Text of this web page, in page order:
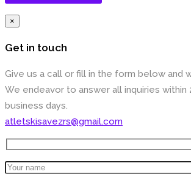
×
Get in touch
Give us a call or fill in the form below and
We endeavor to answer all inquiries within
business days.
atletskisavezrs@gmail.com